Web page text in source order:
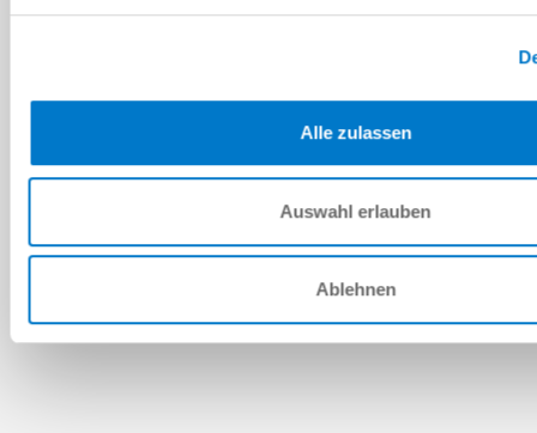
Alle zulassen
Auswahl erlauben
Ablehnen
Herunterladen
Download CAD-Daten